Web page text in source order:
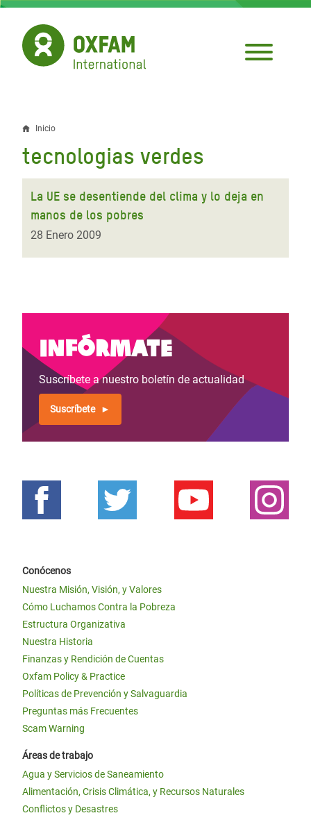
Pasar
contenido
principal
Sobrescribir
enlaces
de
ayuda
la
Inicio
tecnologias verdes
La UE se desentiende del clima y lo deja en
manos de los pobres
28 Enero 2009
Infórmate
Suscríbete a nuestro boletín de actualidad
Suscríbete
Conócenos
Nuestra Misión, Visión, y Valores
Cómo Luchamos Contra la Pobreza
Estructura Organizativa
Nuestra Historia
Finanzas y Rendición de Cuentas
Oxfam Policy & Practice
Políticas de Prevención y Salvaguardia
Preguntas más Frecuentes
Scam Warning
Áreas de trabajo
Agua y Servicios de Saneamiento
Alimentación, Crisis Climática, y Recursos Naturales
Conflictos y Desastres